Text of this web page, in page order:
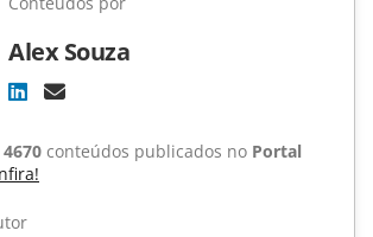
Alex Souza
4670 conteúdos publicados no Portal